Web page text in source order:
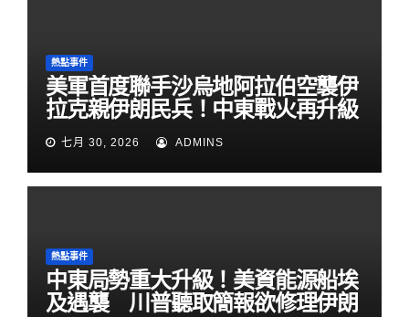
熱點事件
美軍首度聯手沙烏地阿拉伯空襲伊
拉克親伊朗民兵！中東戰火再升級
七月 30, 2026 ADMINS
熱點事件
中東局勢重大升級！美資能源船埃
及遇襲 川普聽取簡報欲修理伊朗